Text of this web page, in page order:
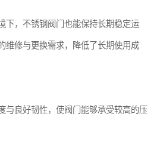
下，不锈钢阀门也能保持长期稳定运
维修与更换需求，降低了长期使用成
与良好韧性，使阀门能够承受较高的压